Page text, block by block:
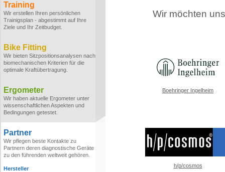
Training
Wir erstellen Ihren persönlichen
Trainigsplan - abgestimmt auf Ihre
Ziele und Ihr Zeitbudget.
Bike Fitting
Wir bieten Sitzpositionsanalysen nach
biomechanischen Kriterien für die
optimale Kraftübertragung.
Ergometer
Wir haben aktuelle Ergometer unter
wissenschaftlichen Aspekten und
Bedingungen getestet.
Partner
Wir pflegen beste Kontakte zu
Partnern deren diagnostische Geräte
zu den führenden weltweit gehören.
Hersteller
Wir möchten
Boehringer Ingelheim
h/p/cosmos